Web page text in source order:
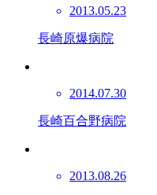
2013.05.23
長崎原爆病院
2014.07.30
長崎百合野病院
2013.08.26